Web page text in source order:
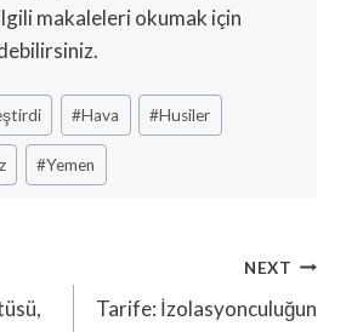
makaleleri okumak için
#Hava #Husiler
#Yemen
NEXT
Tarife: İzolasyonculuğun